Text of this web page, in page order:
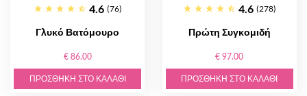
4.6 (76)
Γλυκό Βατόμουρο
€ 86.00
ΠΡΟΣΘΉΚΗ ΣΤΟ ΚΑΛΆΘΙ
4.6 (278)
Πρώτη Συγκομιδή
€ 97.00
ΠΡΟΣΘΉΚΗ ΣΤΟ ΚΑΛΆΘΙ